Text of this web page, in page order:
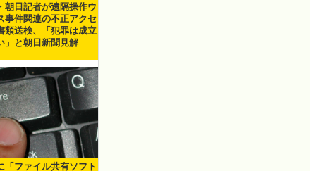
朝日記者が遠隔操作ウ
事件関連の不正アクセ
類送検、「犯罪は成立
」と朝日新聞見解
「ファイル共有ソフト